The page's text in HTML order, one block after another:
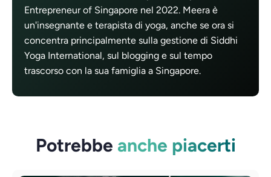
Entrepreneur of Singapore nel 2022. Meera è
un'insegnante e terapista di yoga, anche se ora si
concentra principalmente sulla gestione di Siddhi
Yoga International, sul blogging e sul tempo
trascorso con la sua famiglia a Singapore.
Potrebbe anche piacerti